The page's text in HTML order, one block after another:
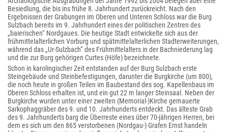
Besiedlung, die bis ins frühe 8. Jahrhundert zurückreicht. Nach den
Ergebnissen der Grabungen im Oberen und Unteren Schloss war die Burg
Sulzbach bereits im 9. Jahrhundert eines der politischen Zentren des
„baierischen“ Nordgaues. Die heutige Stadt entwickelte sich aus der
frühmittelalterlichen Vorburg und spätmittelalterlichen Stadterweiterungen,
während das „Ur-Sulzbach“ des Frühmittelalters in der Bachniederung lag
und die zur Burg gehörigen Curtes (Höfe) bezeichnete.
Schon in karolingischer Zeit entstanden auf der Burg Sulzbach erste
Steingebäude und Steinbefestigungen, darunter die Burgkirche (um 800),
die noch heute in großen Teilen im Baubestand des sog. Kapellenbaus im
Oberen Schloss erhalten ist, und ein gut 22 m langer Steinsaal. Neben der
Burgkirche wurden unter einer zweiten (Memorial-)Kirche gemauerte
Sarkophaggräber des 9. und 10. Jahrhunderts entdeckt. Das älteste Grab
des 9. Jahrhunderts barg die Überreste eines über 70-jährigen Herren, bei
dem es sich um den 865 verstorbenen (Nordgau-) Grafen Ernst handeln